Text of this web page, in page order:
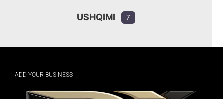
USHQIMI 7
ADD YOUR BUSINESS